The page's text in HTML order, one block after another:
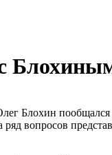
Блохин
вопросов